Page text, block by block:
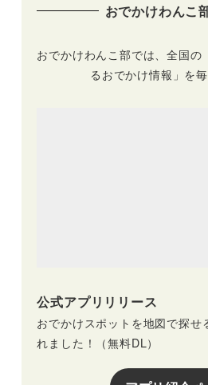
おでかけわんこ
おでかけわんこ部では、全国の
るおでかけ情報」を
公式アプリリリース
おでかけスポットを地図で探せ
れました！（無料DL）